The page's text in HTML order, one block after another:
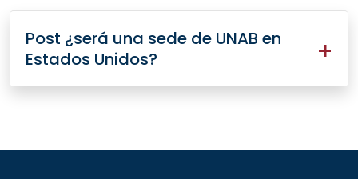
Post ¿será una sede de UNAB en
Estados Unidos?